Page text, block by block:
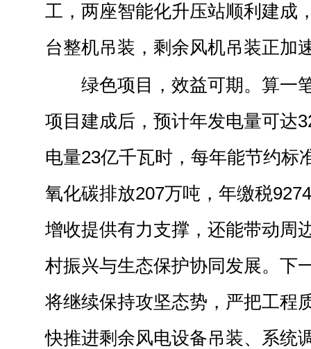
工，两座智能化升压站顺利建成
台整机吊装，剩余风机吊装正加
绿色项目，效益可期。算一
项目建成后，预计年发电量可达
电量23亿千瓦时，每年能节约标
氧化碳排放207万吨，年缴税
增收提供有力支撑，还能带动周
村振兴与生态保护协同发展。下
将继续保持攻坚态势，严把工程
快推进剩余风电设备吊装、系统